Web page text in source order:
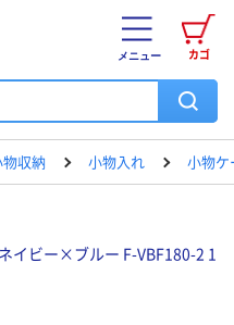
カゴ
メニュー
収納 小物入れ 小物ケ
イビー×ブルー F-VBF180-2 1